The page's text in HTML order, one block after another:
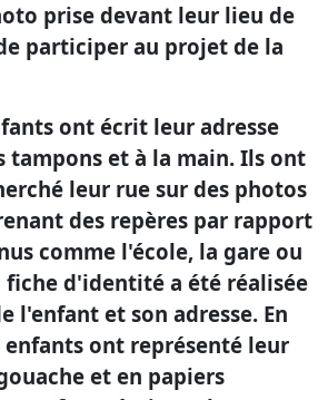
prise devant leur lieu de
participer au projet de la
ont écrit leur adresse
tampons et à la main. Ils ont
leur rue sur des photos
des repères par rapport
comme l'école, la gare ou
d'identité a été réalisée
l'enfant et son adresse. En
enfants ont représenté leur
et en papiers